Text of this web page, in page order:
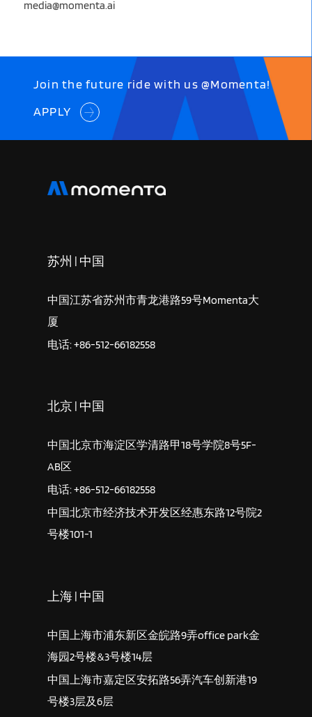
media@momenta.ai
Join the future ride with us @Momenta!
APPLY
苏州 | 中国
中国江苏省苏州市青龙港路59号Momenta大
厦
电话: +86-512-66182558
北京 | 中国
中国北京市海淀区学清路甲18号学院8号5F-
AB区
电话: +86-512-66182558
中国北京市经济技术开发区经惠东路12号院2
号楼101-1
上海 | 中国
中国上海市浦东新区金皖路9弄office park金
海园2号楼&3号楼14层
中国上海市嘉定区安拓路56弄汽车创新港19
号楼3层及6层